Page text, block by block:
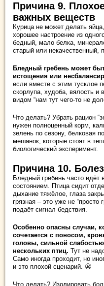
Причина 9.
важных веществ
Курица не может делать
хорошее настроение из
бедный, мало белка,
старый или некачественный,
Бледный гребень может
истощения или
если вместе с этим тусклое
скорлупа, худоба, вялость и
видом “нам тут чего-то не
Что делать? Убрать рацион
нужен полноценный корм,
зелень по сезону, белковая
мешанок, которые стоят в
биологический эксперимент.
Причина 10.
Бледный гребень часто идёт
состоянием. Птица сидит
дыхание тяжёлое, глаза
грязная – это уже не “просто
подаёт сигнал бедствия.
Особенно опасны случаи,
сочетается с поносом,
головы, сильной
нескольких птиц. Тут не
Само иногда проходит, но
и это плохой сценарий. 😬
Что делать? Изолировать